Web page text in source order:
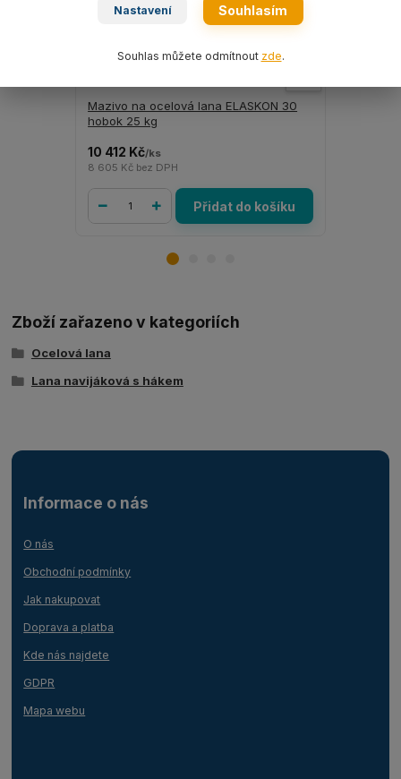
Mazivo na ocelová lana ELASKON 30
hobok 25 kg
10 412 Kč/ks
8 605 Kč bez DPH
Přidat do košíku
Zboží zařazeno v kategoriích
Ocelová lana
Lana navijáková s hákem
Informace o nás
O nás
Obchodní podmínky
Jak nakupovat
Doprava a platba
Kde nás najdete
GDPR
Mapa webu
Nastavení Souhlasím
Souhlas můžete odmítnout zde.